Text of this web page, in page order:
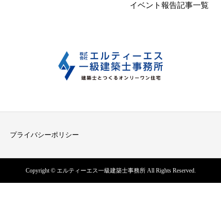
イベント報告記事一覧
プライバシーポリシー
Copyright © エルティーエス一級建築士事務所 All Rights Reserved.